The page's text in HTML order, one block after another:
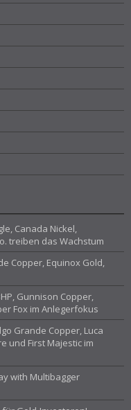
Canada Nickel,
treiben das Wachstum
Copper, Equinox Gold,
Gunnison Copper,
Fox im Anlegerfokus
Grande Copper, Luca
und First Majestic im
with Multibagger